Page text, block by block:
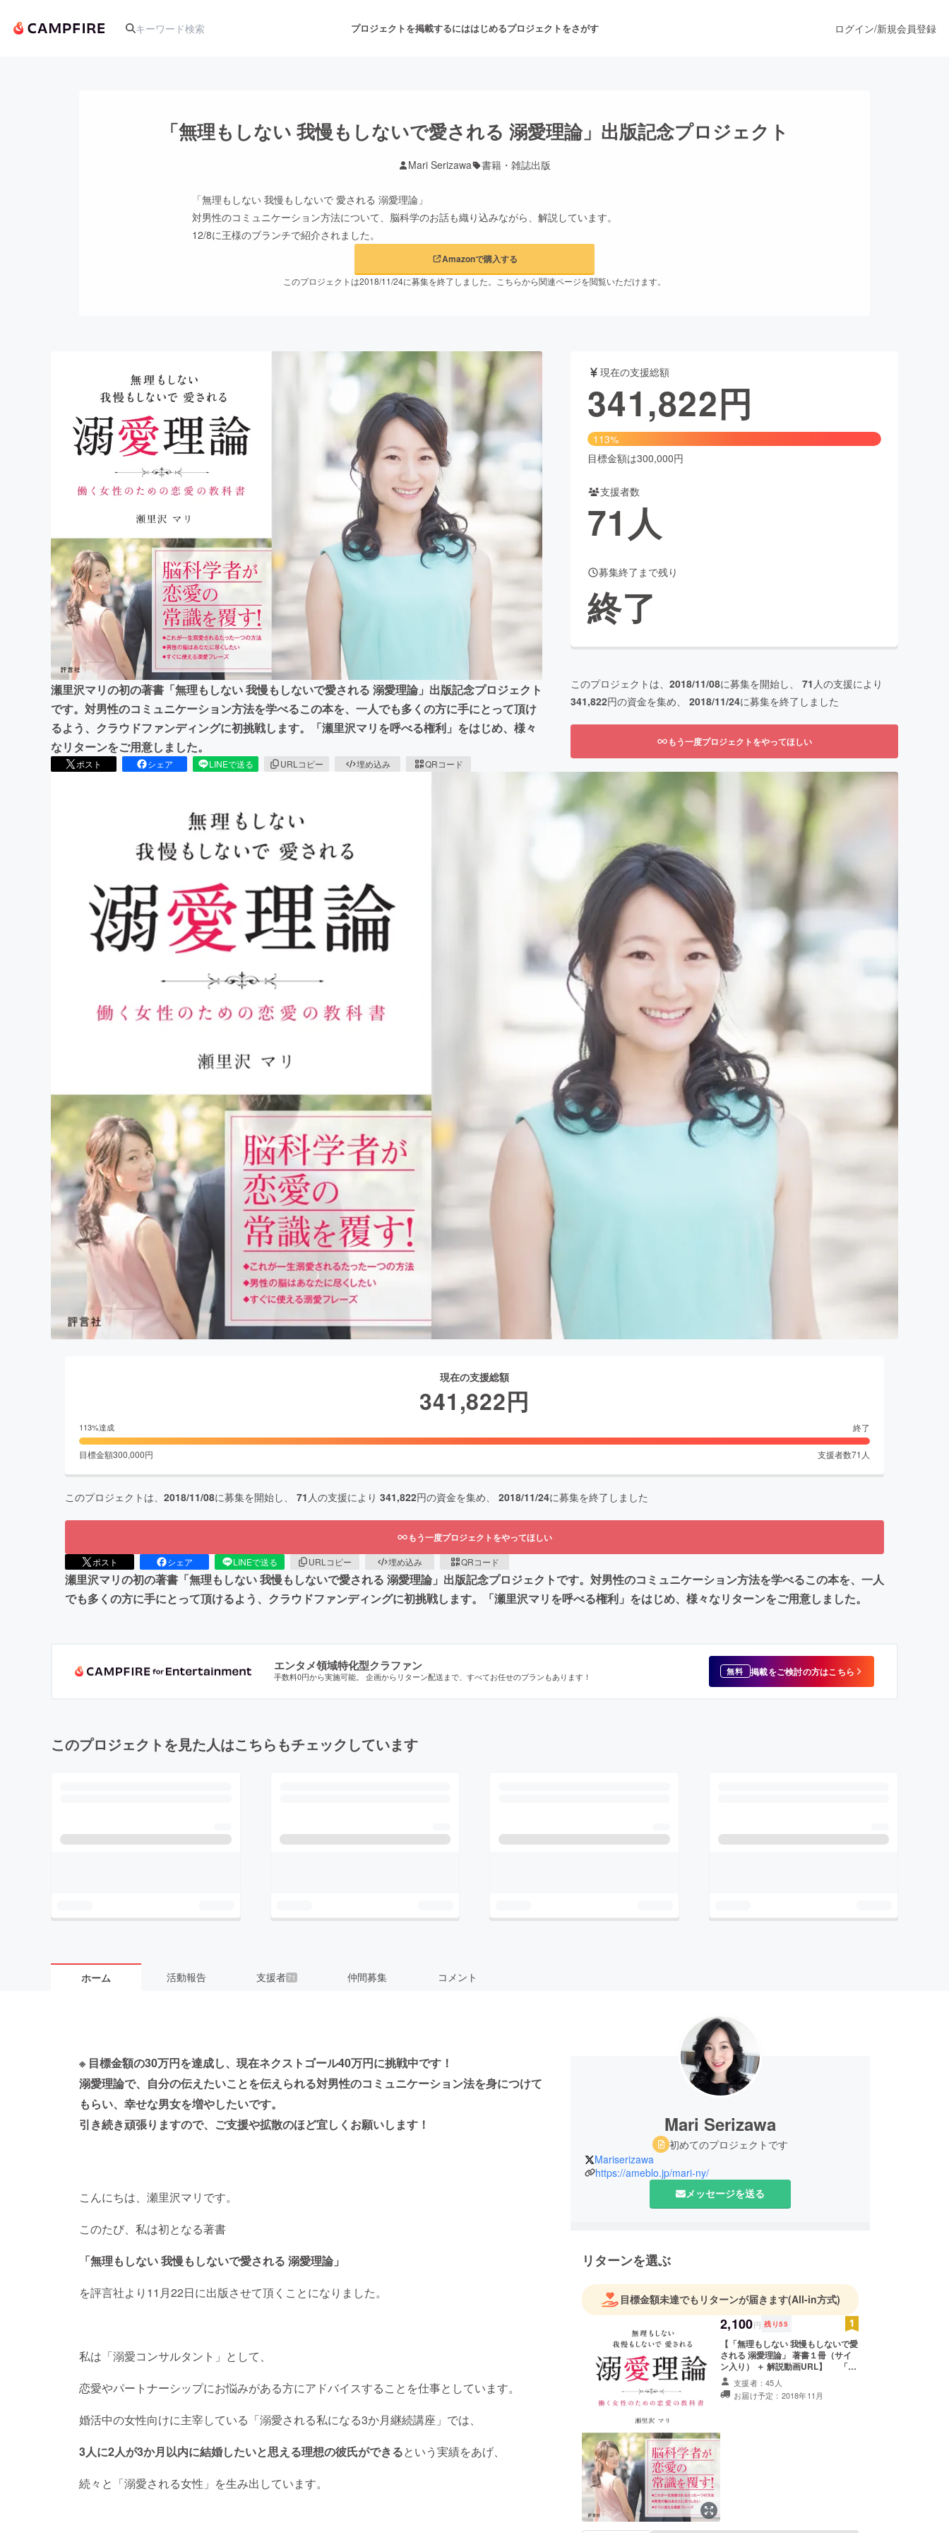
プロジェクトを掲載するにははじめるプロジェクトをさがす
人気のプロジェクト 注目のリターン 注目の新着プロジェクト 募集終了が近いプロジェクトもうすぐ公開されます
舞台・パフォーマンス
テクノロジー・ガジェット ゲーム・サービス開発 フード・飲食店
チャレンジ ビューティー・ヘルスケア
CAMPFIRE for Social GoodCAMPFIRE Creation
CAMPFIREふるさと納税machi-ya
ログイン/新規会員登録
「無理もしない 我慢もしないで愛される 溺愛理論」出版記念プロジェクト
Mari Serizawa 書籍・雑誌出版
「無理もしない 我慢もしないで 愛される 溺愛理論」
対男性のコミュニケーション方法について、脳科学のお話も織り込みながら、解説しています。
12/8に王様のブランチで紹介されました。
Amazonで購入する
このプロジェクトは2018/11/24に募集を終了しました。こちらから関連ページを閲覧いただけます。
瀬里沢マリの初の著書「無理もしない 我慢もしないで愛される 溺愛理論」出版記念プロジェクト
です。対男性のコミュニケーション方法を学べるこの本を、一人でも多くの方に手にとって頂け
るよう、クラウドファンディングに初挑戦します。「瀬里沢マリを呼べる権利」をはじめ、様々
なリターンをご用意しました。
ポスト シェア LINEで送る URLコピー 埋め込み QRコード
現在の支援総額
341,822円
113%
目標金額は300,000円
支援者数
71 人
募集終了まで残り
終了
このプロジェクトは、 2018/11/08に募集を開始し、 71 人の支援により
341,822円の資金を集め、 2018/11/24に募集を終了しました
もう一度プロジェクトをやってほしい
現在の支援総額
341,822円
113%達成 終了
目標金額300,000円 支援者数71 人
このプロジェクトは、 2018/11/08に募集を開始し、 71 人の支援により 341,822円の資金を集め、 2018/11/24に募集を終了しました
もう一度プロジェクトをやってほしい
ポスト シェア LINEで送る URLコピー 埋め込み QRコード
瀬里沢マリの初の著書「無理もしない 我慢もしないで愛される 溺愛理論」出版記念プロジェクトです。対男性のコミュニケーション方法を学べるこの本を、一人
でも多くの方に手にとって頂けるよう、クラウドファンディングに初挑戦します。「瀬里沢マリを呼べる権利」をはじめ、様々なリターンをご用意しました。
エンタメ領域特化型クラファン
手数料0円から実施可能。 企画からリターン配送まで、すべてお任せのプランもあります！ 無料 掲載をご検討の方はこちら
このプロジェクトを見た人はこちらもチェックしています
ホーム 活動報告 支援者71 仲間募集 コメント
※ 目標金額の30万円を達成し、現在ネクストゴール40万円に挑戦中です！
溺愛理論で、自分の伝えたいことを伝えられる対男性のコミュニケーション法を身につけて
もらい、幸せな男女を増やしたいです。
引き続き頑張りますので、ご支援や拡散のほど宜しくお願いします！
こんにちは、瀬里沢マリです。
このたび、私は初となる著書
「無理もしない 我慢もしないで愛される 溺愛理論」
を評言社より11月22日に出版させて頂くことになりました。
私は「溺愛コンサルタント」として、
恋愛やパートナーシップにお悩みがある方にアドバイスすることを仕事としています。
婚活中の女性向けに主宰している「溺愛される私になる3か月継続講座」では、
3人に2人が3か月以内に結婚したいと思える理想の彼氏ができるという実績をあげ、
続々と「溺愛される女性」を生み出しています。
Mari Serizawa
初めてのプロジェクトです
Mariserizawa
https://ameblo.jp/mari-ny/
メッセージを送る
リターンを選ぶ
目標金額未達でもリターンが届きます(All-in方式)
2,100円 残り55
【「無理もしない 我慢もしないで愛
される 溺愛理論」 著書１冊（サイ
ン入り） ＋ 解説動画URL】 「無
理もしない 我慢もしないで愛される
溺愛理論」 著書１冊にサインを入れ
て、お送りします。 本を活用するた
支援者：45人
お届け予定：2018年11月